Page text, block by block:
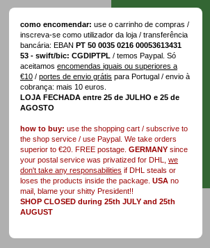
como encomendar: use o carrinho de compras /
inscreva-se como utilizador da loja / transferência
bancária: EBAN PT 50 0035 0216 00053613431
53 - swift/bic: CGDIPTPL / temos Paypal. Só
aceitamos encomendas iguais ou superiores a
€10 / portes de envio grátis para Portugal / envio à
cobrança: mais 10 euros.
LOJA FECHADA entre 25 de JULHO e 25 de
AGOSTO
how to buy: use the shopping cart / subscrive to
the shop service / use Paypal. We take orders
superior to €20. FREE postage. GERMANY since
your postal service was privatized for DHL, we
don't take any responsabilities if DHL steals or
loses the products inside the package. USA no
mail, blame your shitty President!!
SHOP CLOSED during 25th JULY and 25th
AUGUST